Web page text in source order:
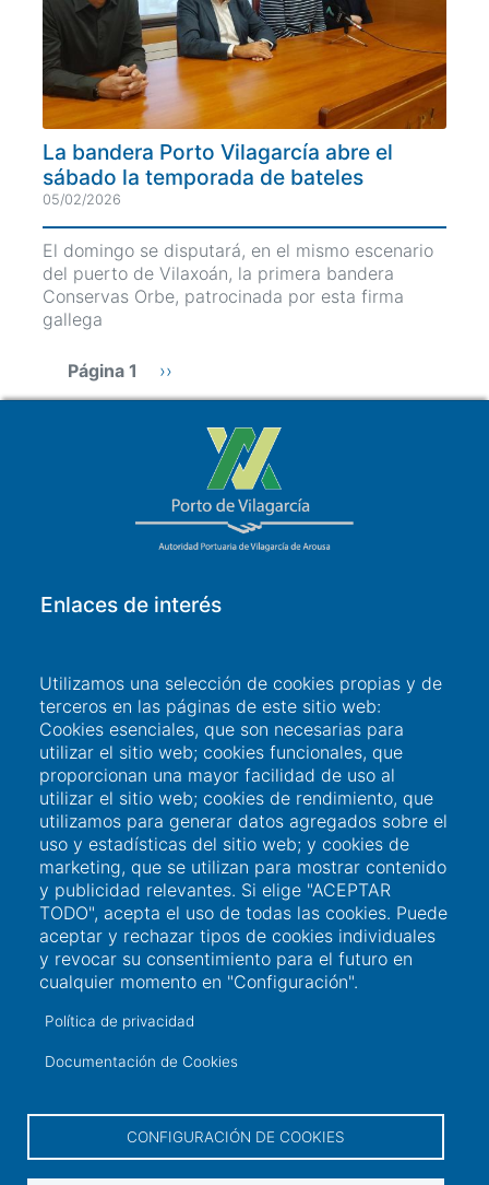
La bandera Porto Vilagarcía abre el
sábado la temporada de bateles
05/02/2026
El domingo se disputará, en el mismo escenario
del puerto de Vilaxoán, la primera bandera
Conservas Orbe, patrocinada por esta firma
gallega
Paginación
Página 1
Siguiente
página
››
Información de contacto
+34 986 565 129
Peirao de Pasaxeiros, 1. 36600 Vilagarcía de
Arousa (Pontevedra)
sac@portovilagarcia.es
DIR3: EA0001323
Enlaces de interés
Sede Electrónica
Perfil del contratante
Contacto
Utilizamos una selección de cookies propias y de
terceros en las páginas de este sitio web:
Cookies esenciales, que son necesarias para
utilizar el sitio web; cookies funcionales, que
proporcionan una mayor facilidad de uso al
utilizar el sitio web; cookies de rendimiento, que
utilizamos para generar datos agregados sobre el
uso y estadísticas del sitio web; y cookies de
marketing, que se utilizan para mostrar contenido
y publicidad relevantes. Si elige "ACEPTAR
TODO", acepta el uso de todas las cookies. Puede
aceptar y rechazar tipos de cookies individuales
y revocar su consentimiento para el futuro en
cualquier momento en "Configuración".
Política de privacidad
Documentación de Cookies
CONFIGURACIÓN DE COOKIES